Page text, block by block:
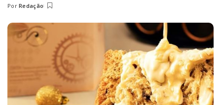
Posted
Por Redação